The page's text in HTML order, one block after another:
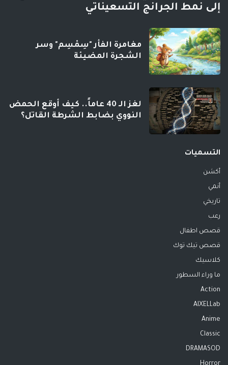
إلى نمط الجرانج التسعيناتي
مغامرة الفأر "سِمْسِم" وسر
الشجرة المضيئة
لغز الـ 40 عاماً.. كيف أوقع الحمض
النووي بضابط الشرطة القاتل؟
التسميات
أكشن
أنمي
تاريخي
رعب
قصص اطفال
قصص تيك توك
كلاسيك
ما وراء السطور
Action
AIXELLab
Anime
Classic
DRAMASOD